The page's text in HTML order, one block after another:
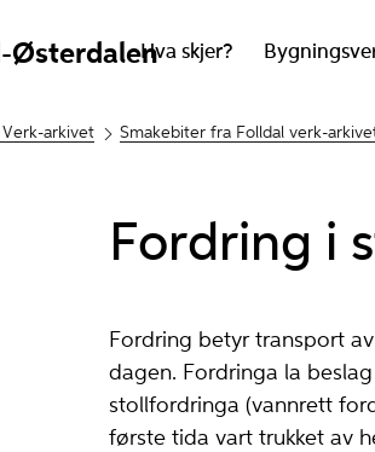
ØsterdalenHva skjer?
Verk-arkivet Smakebiter fra Folldal verk-
Fordring i
Fordring betyr transport
dagen. Fordringa la
stollfordringa (vannrett
første tida vart trukket av